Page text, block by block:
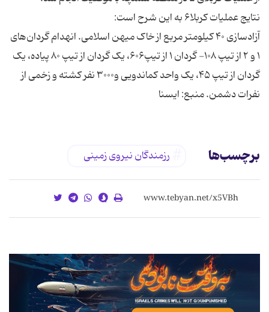
آزادسازی ۴۰ کیلومتر مربع از خاک میهن اسلامی. انهدام گردان‌های
۱ و ۲ از تیپ ۱۰۸- گردان ۱ از تیپ۶۰۶، یک گردان از تیپ ۸۰ پیاده، یک
گردان از تیپ ۴۵، یک واحد کماندویی و۳۰۰۰ نفر کشته و زخمی از
نفرات دشمن. منبع: ایسنا
برچسب‌ها رزمندگان نیروی زمینی